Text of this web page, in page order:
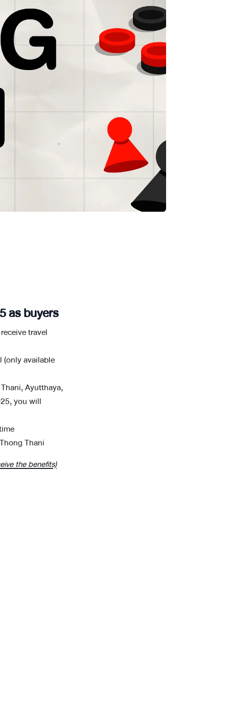
as buyers
travel
(only available
Ayutthaya,
you will
Thani
the benefits)